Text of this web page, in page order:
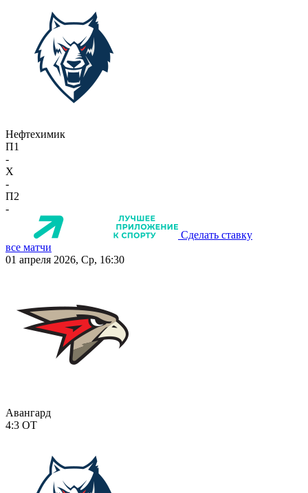
Нефтехимик
П1
-
X
-
П2
-
Сделать ставку
все матчи
01 апреля 2026, Ср, 16:30
Авангард
4:3 ОТ